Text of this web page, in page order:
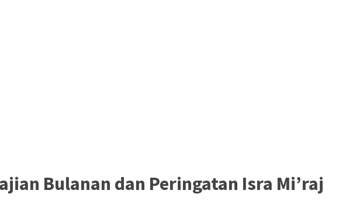
Bulanan dan Peringatan Isra Mi’raj